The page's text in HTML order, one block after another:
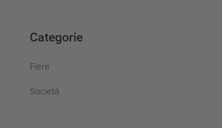
Categorie
Fiere
Società